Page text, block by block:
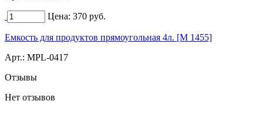
Цена: 370 руб.
Емкость для продуктов прямоугольная 4л. [М 1455]
Арт.: MPL-0417
Отзывы
Нет отзывов